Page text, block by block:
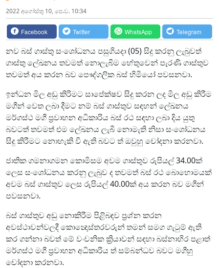
2022 අගෝස්‍තු 10, පෙ.ව. 10:34
Facebook Twitter WhatsApp Telegram
නව බස් ගාස්තු සංශෝධනය පසුගියදා (05) සිදු කරනු ලැබුවත්
ගාස්තු ලේඛනය තවමත් නොලැබීම හේතුවෙන් පැරණි ගාස්තුව
තවමත් අය කරන බව පෞද්ගලික බස් හිමියෝ පවසනවා.
ඉන්ධන මිල අඩු කිරිමට සාපේක්ෂව සිදු කරන ලද මිල අඩු කිරීම
මගීන් වෙත ලබා දීමට නම් බස් ගාස්තුව සඳහන් ලේඛනය
මර්ගස්ථ මගී ප්‍රවාහන අධිකාරිය බස් රථ සඳහා ලබා දිය යුතු
බවටත් තවමත් එම ලේඛනය ලැබී නොමැති නිසා සංශෝධනය
සිදු කිරීමට නොහැකි වී ඇති බවට ත් ඔවුහු චෝදනා කරනවා.
ජාතික ගමනාගමන කොමිසම අවම ගාස්තුව රුපියල් 34.00ක්
ලෙස සංශෝධනය කරනු ලැබුව ද තවමත් බස් රථ බොහොමයක්
අවම බස් ගාස්තුව ලෙස රුපියල් 40.00ක් අය කරන බව මගීන්
පවසනවා.
බස් ගාස්තුව අඩු නොකිරීම පිළිබඳව ප්‍රශ්න කරන
අවස්ථාවන්වලදී කොන්‍දොස්තරවරුන් තමන් සමග ගැටුම් ඇති
කර ගන්නා බවත් මේ වංචනික ක්‍රියාවන් සඳහා බස්නාහිර පළාත්
මර්ගස්ථ මගී ප්‍රවාහන අධිකාරිය ත් සම්බන්ධව බවට මගීහු
චෝදනා කරනවා.